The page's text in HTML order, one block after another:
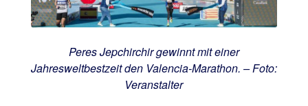
Peres Jepchirchir gewinnt mit einer
Jahresweltbestzeit den Valencia-Marathon. – Foto:
Veranstalter